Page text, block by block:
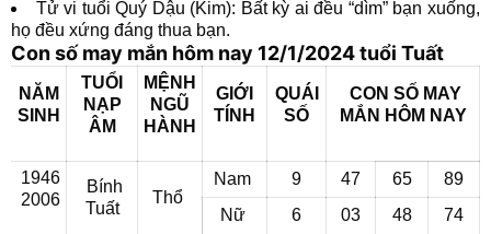
Tử vi tuổi Quý Dậu (Kim): Bất kỳ ai đều “dìm” bạn xuống,
họ đều xứng đáng thua bạn.
Con số may mắn hôm nay 12/1/2024 tuổi Tuất
NĂM
SINH
TUỔI
NẠP
ÂM
MỆNH
NGŨ
HÀNH
GIỚI
TÍNH
QUÁI
SỐ
CON SỐ MAY
MẮN HÔM NAY
1946
2006
Bính
Tuất
Thổ
Nam 9 47 65
89
Nữ
6 03 48 74